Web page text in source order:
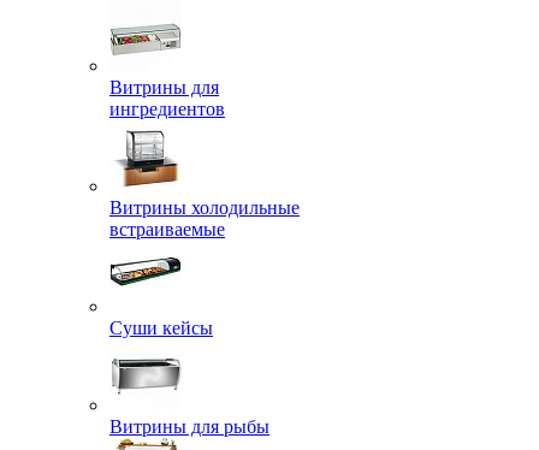
Витрины для
ингредиентов
Витрины холодильные
встраиваемые
Суши кейсы
Витрины для рыбы